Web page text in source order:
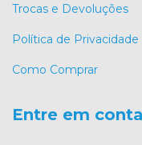
Trocas e Devoluções
Política de Privacidade
Como Comprar
Entre em